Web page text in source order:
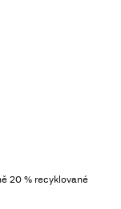
20 % recyklované